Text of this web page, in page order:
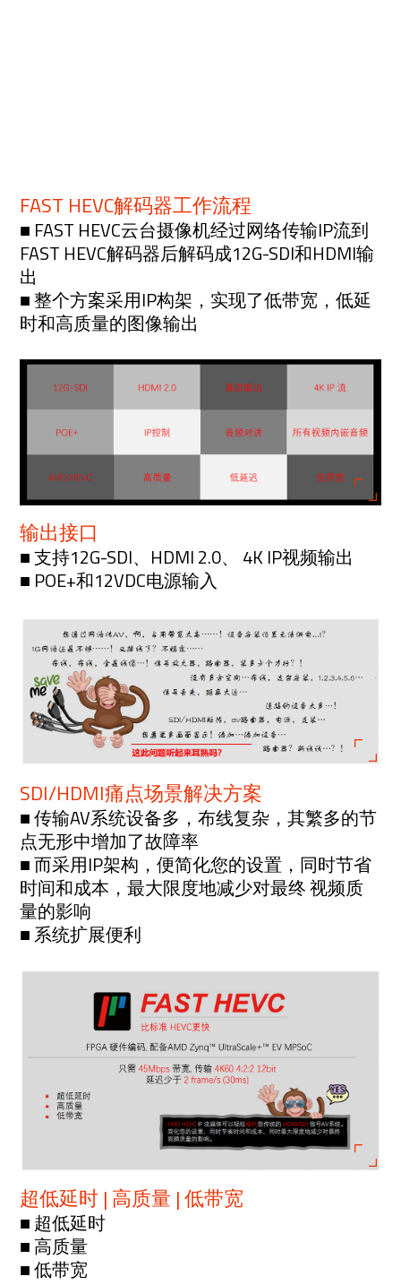
FAST HEVC解码器工作流程
■ FAST HEVC云台摄像机经过网络传输IP流到
FAST HEVC解码器后解码成12G-SDI和HDMI输
出
■ 整个方案采用IP构架，实现了低带宽，低延
时和高质量的图像输出
输出接口
■ 支持12G-SDI、HDMI 2.0、 4K IP视频输出
■ POE+和12VDC电源输入
SDI/HDMI痛点场景解决方案
■ 传输AV系统设备多，布线复杂，其繁多的节
点无形中增加了故障率
■ 而采用IP架构，便简化您的设置，同时节省
时间和成本，最大限度地减少对最终 视频质
量的影响
■ 系统扩展便利
超低延时 | 高质量 | 低带宽
■ 超低延时
■ 高质量
■ 低带宽